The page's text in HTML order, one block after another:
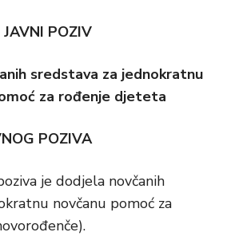
JAVNI POZIV
sredstava za jednokratnu
za rođenje djeteta
POZIVA
je dodjela novčanih
novčanu pomoć za